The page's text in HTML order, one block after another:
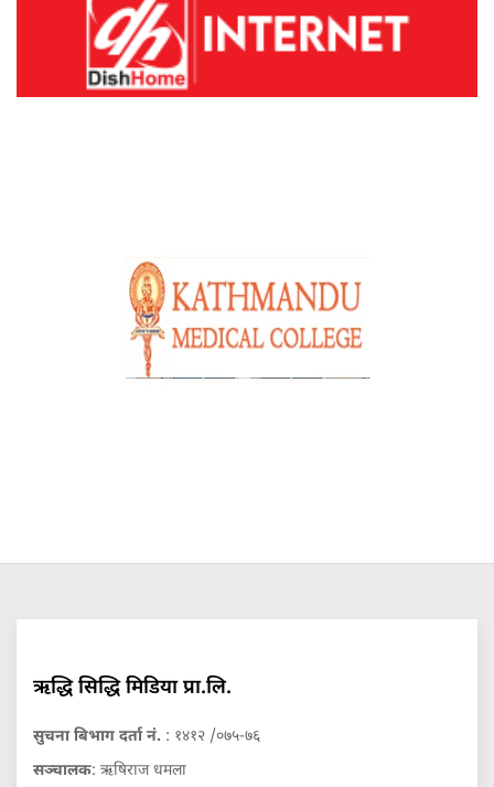
ऋद्धि सिद्धि मिडिया प्रा.लि.
सुचना बिभाग दर्ता नं. : १४१२ /०७५-७६
सञ्चालक: ऋषिराज धमला